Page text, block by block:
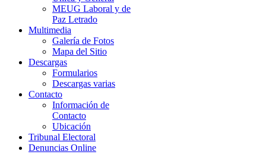
MEUG Laboral y de
Paz Letrado
Multimedia
Galería de Fotos
Mapa del Sitio
Descargas
Formularios
Descargas varias
Contacto
Información de
Contacto
Ubicación
Tribunal Electoral
Denuncias Online